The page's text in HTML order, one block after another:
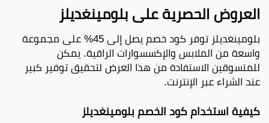
العروض الحصرية على بلومينغديلز
بلومينغديلز توفر كود خصم يصل إلى 45% على مجموعة
واسعة من الملابس والإكسسوارات الراقية. يمكن
للمتسوقين الاستفادة من هذا العرض لتحقيق توفير كبير
عند الشراء عبر الإنترنت.
كيفية استخدام كود الخصم بلومينغديلز